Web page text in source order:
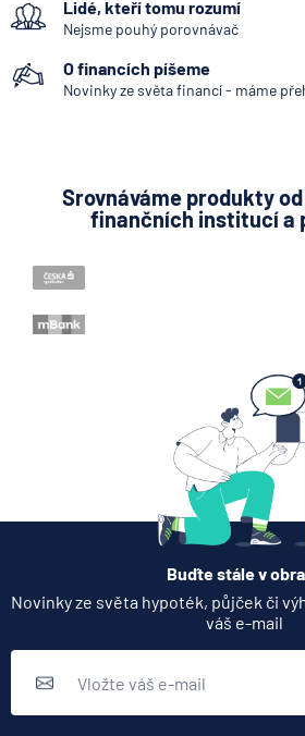
Jak
Zobrazit všechny
Lidé, kteří tomu rozumí
Nejsme pouhý porovnávač
O financích píšeme
Novinky ze světa financí - máme
Srovnáváme produkty
finančních institucí a
Buďte stále v
Novinky ze světa hypoték, půjček či
váš e-mail